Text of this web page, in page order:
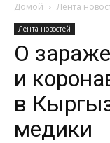
Домой Лента
Лента новостей
О
и
в
медики